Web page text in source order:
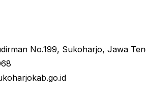
No.199, Sukoharjo, Jawa